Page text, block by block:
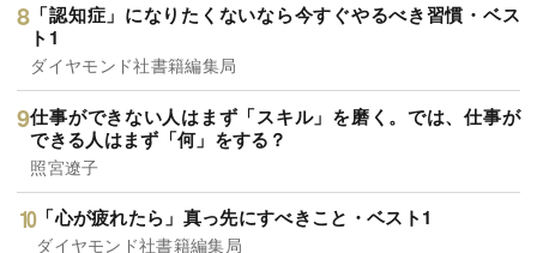
「認知症」になりたくないなら今すぐやるべき習慣・ベス
ト1
ダイヤモンド社書籍編集局
仕事ができない人はまず「スキル」を磨く。では、仕事が
できる人はまず「何」をする？
照宮遼子
「心が疲れたら」真っ先にすべきこと・ベスト1
ダイヤモンド社書籍編集局